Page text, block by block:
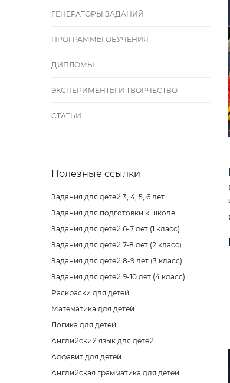
ГЕНЕРАТОРЫ ЗАДАНИЙ
ПРОГРАММЫ ОБУЧЕНИЯ
ДИПЛОМЫ
ЭКСПЕРИМЕНТЫ И ТВОРЧЕСТВО
СТАТЬИ
Полезные ссылки
Задания для детей 3, 4, 5, 6 лет
Задания для подготовки к школе
Задания для детей 6-7 лет (1 класс)
Задания для детей 7-8 лет (2 класс)
Задания для детей 8-9 лет (3 класс)
Задания для детей 9-10 лет (4 класс)
Раскраски для детей
Математика для детей
Логика для детей
Английский язык для детей
Алфавит для детей
Английская грамматика для детей